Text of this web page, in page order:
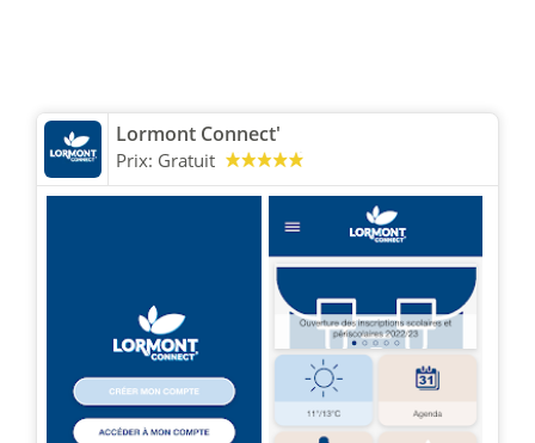
Lormont Connect'
Prix: Gratuit